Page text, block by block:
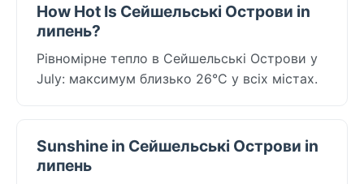
How Hot Is Сейшельські Острови in
липень?
Рівномірне тепло в Сейшельські Острови у
July: максимум близько 26°C у всіх містах.
Sunshine in Сейшельські Острови in
липень